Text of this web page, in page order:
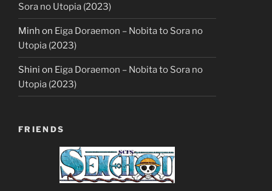
Sora no Utopia (2023)
Minh on Eiga Doraemon – Nobita to Sora no
Utopia (2023)
Shini on Eiga Doraemon – Nobita to Sora no
Utopia (2023)
FRIENDS